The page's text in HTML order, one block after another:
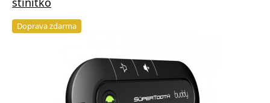
Doprava zdarma